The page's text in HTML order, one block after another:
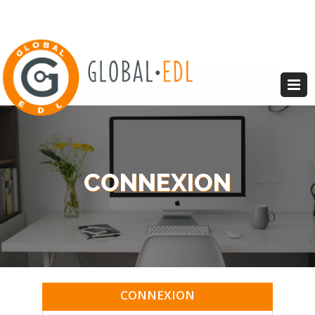
CONNEXION
CONNEXION